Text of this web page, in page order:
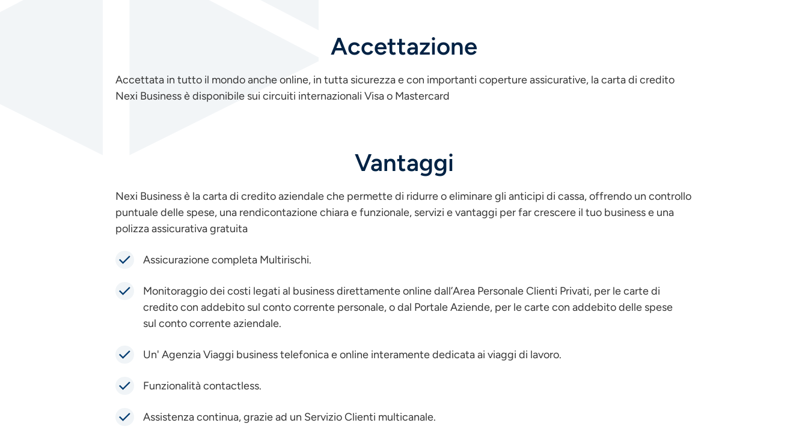
Accettazione
Accettata in tutto il mondo anche online, in tutta sicurezza e con importanti coperture assicurative, la carta di credito
Nexi Business è disponibile sui circuiti internazionali Visa o Mastercard
Vantaggi
Nexi Business è la carta di credito aziendale che permette di ridurre o eliminare gli anticipi di cassa, offrendo un controllo
puntuale delle spese, una rendicontazione chiara e funzionale, servizi e vantaggi per far crescere il tuo business e una
polizza assicurativa gratuita
Assicurazione completa Multirischi.
Monitoraggio dei costi legati al business direttamente online dall’Area Personale Clienti Privati, per le carte di
credito con addebito sul conto corrente personale, o dal Portale Aziende, per le carte con addebito delle spese
sul conto corrente aziendale.
Un' Agenzia Viaggi business telefonica e online interamente dedicata ai viaggi di lavoro.
Funzionalità contactless.
Assistenza continua, grazie ad un Servizio Clienti multicanale.